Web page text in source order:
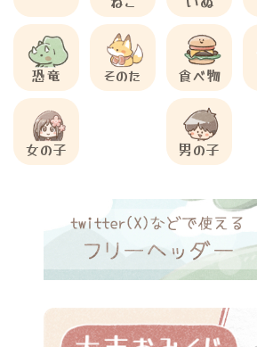
恐竜 そのた 食べ物
女の子 男の子